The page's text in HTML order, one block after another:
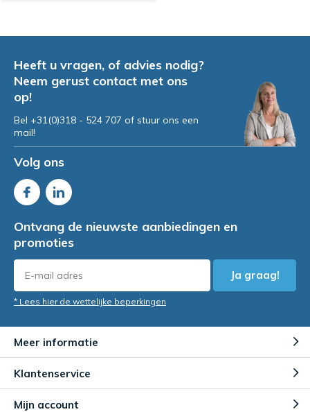
Heeft u vragen, of advies nodig?
Neem gerust contact met ons
op!
Bel +31(0)318 - 524 707 of stuur ons een
mail!
Volg ons
Ontvang de nieuwste aanbiedingen en
promoties
Ja graag!
* Lees hier de wettelijke beperkingen
Meer informatie
Klantenservice
Mijn account